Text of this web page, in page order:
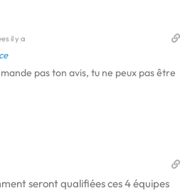
il y a
pas ton avis, tu ne peux pas être
seront qualifiées ces 4 équipes